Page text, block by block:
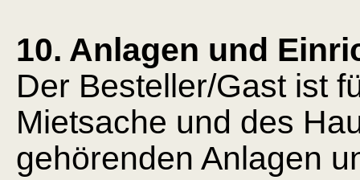
10. Anlagen und
Der Besteller/Gast ist
Mietsache und des
gehörenden Anlagen